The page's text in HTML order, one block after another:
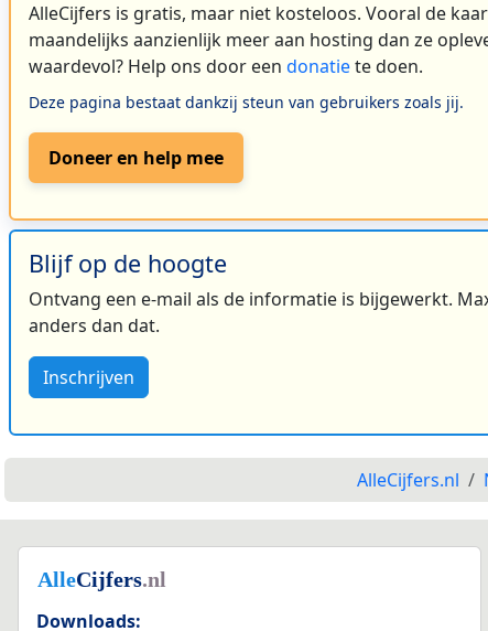
AlleCijfers is gratis, maar niet kosteloos. Vooral de
maandelijks aanzienlijk meer aan hosting dan ze
waardevol? Help ons door een donatiete doen.
Deze pagina bestaat dankzij steun van gebruikers zoals jij.
Doneer en help mee
Blijf op de hoogte
Ontvang een e-mail als de informatie is bijgewerkt.
anders dan dat.
Inschrijven
AlleCijfers.nl
Downloads: